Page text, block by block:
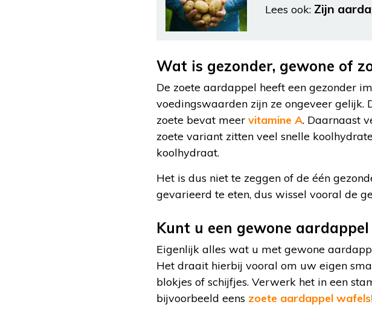
Lees ook: Zijn
Wat is gezonder, gewone of
De zoete aardappel heeft een gezonder
voedingswaarden zijn ze ongeveer
zoete bevat meer vitamine A. Daarnaast
zoete variant zitten veel snelle
koolhydraat.
Het is dus niet te zeggen of de één
gevarieerd te eten, dus wissel vooral de
Kunt u een gewone
Eigenlijk alles wat u met gewone
Het draait hierbij vooral om uw eigen
blokjes of schijfjes. Verwerk het in een
bijvoorbeeld eens zoete aardappel wafels